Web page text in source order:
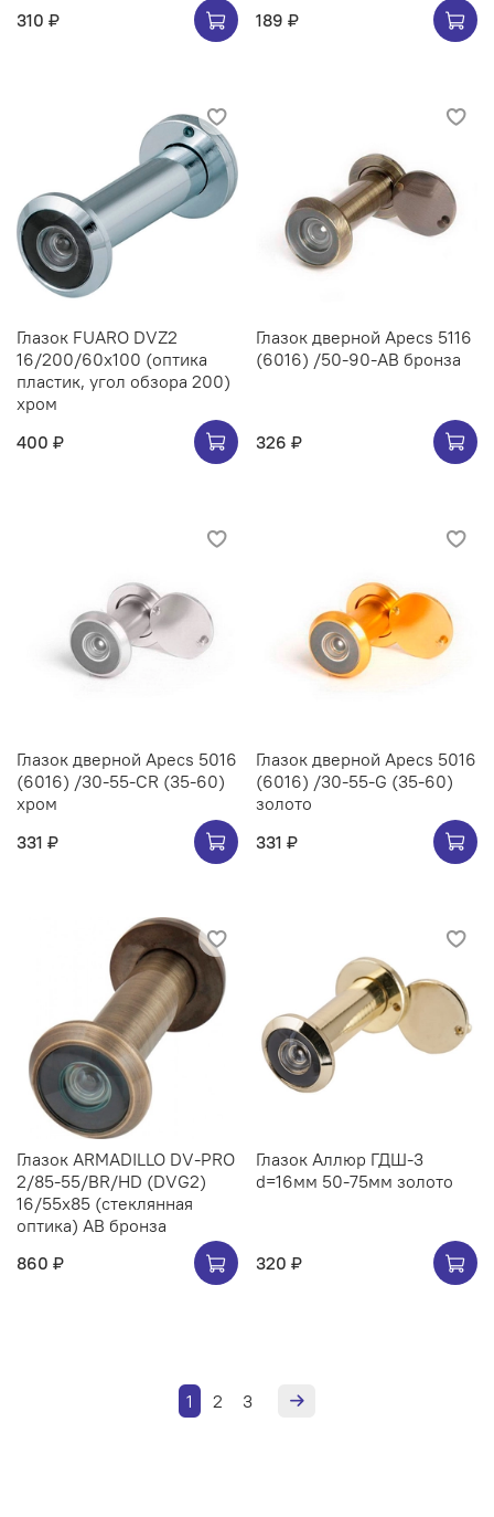
310 ₽ 189 ₽
Глазок FUARO DVZ2
16/200/60x100 (оптика
пластик, угол обзора 200)
хром
400 ₽
Глазок дверной Apecs 5116
(6016) /50-90-AB бронза
326 ₽
Глазок дверной Apecs 5016
(6016) /30-55-CR (35-60)
хром
331 ₽
Глазок дверной Apecs 5016
(6016) /30-55-G (35-60)
золото
331 ₽
Глазок ARMADILLO DV-PRO
2/85-55/BR/HD (DVG2)
16/55x85 (стеклянная
оптика) AB бронза
860 ₽
Глазок Аллюр ГДШ-3
d=16мм 50-75мм золото
320 ₽
1 2 3